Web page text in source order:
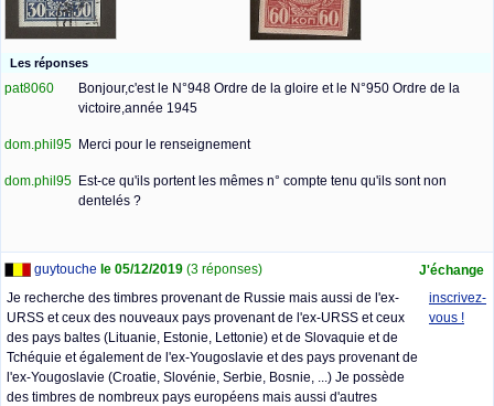
Les réponses
pat8060
Bonjour,c'est le N°948 Ordre de la gloire et le N°950 Ordre de la
victoire,année 1945
dom.phil95 Merci pour le renseignement
dom.phil95 Est-ce qu'ils portent les mêmes n° compte tenu qu'ils sont non
dentelés ?
guytouche le 05/12/2019 (3 réponses)
J'échange
Je recherche des timbres provenant de Russie mais aussi de l'ex-
URSS et ceux des nouveaux pays provenant de l'ex-URSS et ceux
des pays baltes (Lituanie, Estonie, Lettonie) et de Slovaquie et de
Tchéquie et également de l'ex-Yougoslavie et des pays provenant de
l'ex-Yougoslavie (Croatie, Slovénie, Serbie, Bosnie, ...) Je possède
des timbres de nombreux pays européens mais aussi d'autres
inscrivez-
vous !